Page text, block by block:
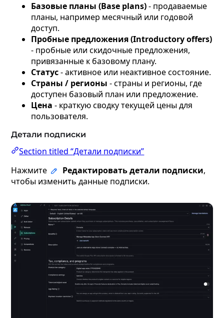
Базовые планы (Base plans)- продаваемые
планы, например месячный или годовой
доступ.
Пробные предложения (Introductory offers)
- пробные или скидочные предложения,
привязанные к базовому плану.
Статус- активное или неактивное состояние.
Страны / регионы - страны и регионы, где
доступен базовый план или предложение.
Цена - краткую сводку текущей цены для
пользователя.
Детали подписки
Section titled “Детали подписки”
Нажмите
Редактировать детали подписки,
чтобы изменить данные подписки.